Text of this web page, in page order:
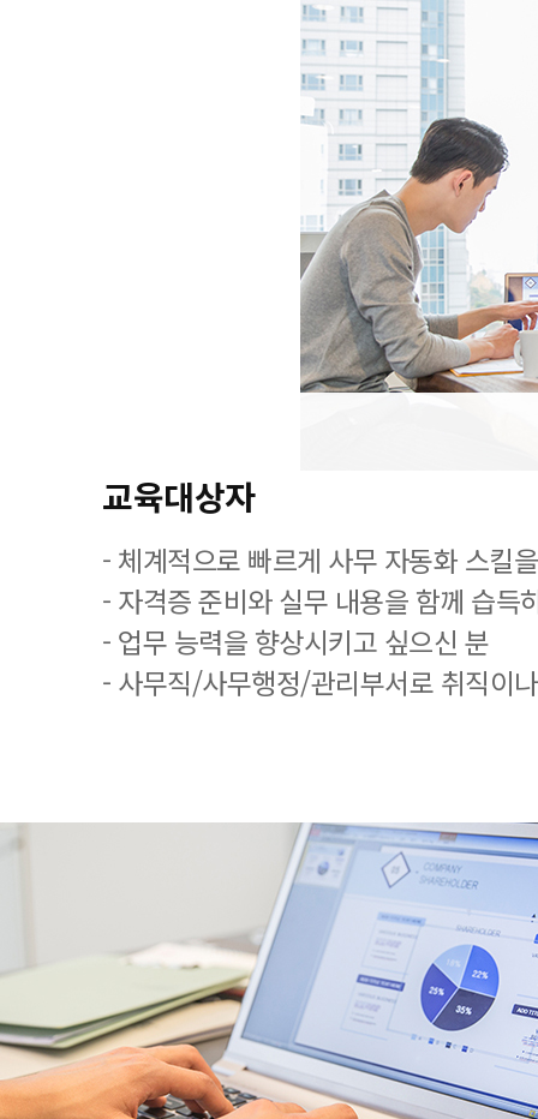
교육대상자
- 체계적으로 빠르게 사무 자동화 스킬
- 자격증 준비와 실무 내용을 함께 습득
- 업무 능력을 향상시키고 싶으신 분
- 사무직/사무행정/관리부서로 취직이